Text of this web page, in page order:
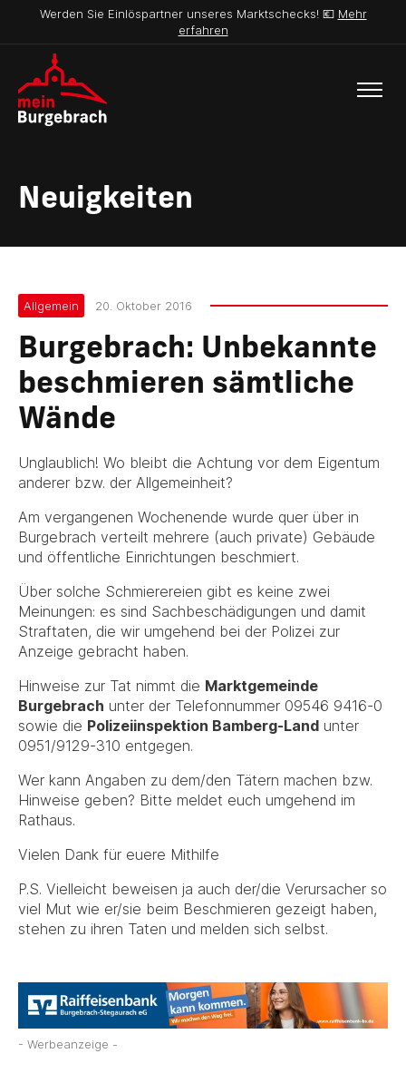
Werden Sie Einlöspartner unseres Marktschecks! 💶 Mehr
erfahren
Neuigkeiten
Allgemein 20. Oktober 2016
Burgebrach: Unbekannte
beschmieren sämtliche
Wände
Unglaublich! Wo bleibt die Achtung vor dem Eigentum
anderer bzw. der Allgemeinheit?
Am vergangenen Wochenende wurde quer über in
Burgebrach verteilt mehrere (auch private) Gebäude
und öffentliche Einrichtungen beschmiert.
Über solche Schmierereien gibt es keine zwei
Meinungen: es sind Sachbeschädigungen und damit
Straftaten, die wir umgehend bei der Polizei zur
Anzeige gebracht haben.
Hinweise zur Tat nimmt die Marktgemeinde
Burgebrach unter der Telefonnummer 09546 9416-0
sowie die Polizeiinspektion Bamberg-Land unter
0951/9129-310 entgegen.
Wer kann Angaben zu dem/den Tätern machen bzw.
Hinweise geben? Bitte meldet euch umgehend im
Rathaus.
Vielen Dank für euere Mithilfe
P.S. Vielleicht beweisen ja auch der/die Verursacher so
viel Mut wie er/sie beim Beschmieren gezeigt haben,
stehen zu ihren Taten und melden sich selbst.
- Werbeanzeige -